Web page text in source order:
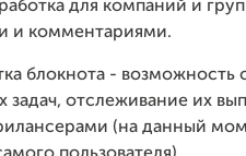
для компаний и
и комментариями.
блокнота - возможность
задач, отслеживание их
(на данный